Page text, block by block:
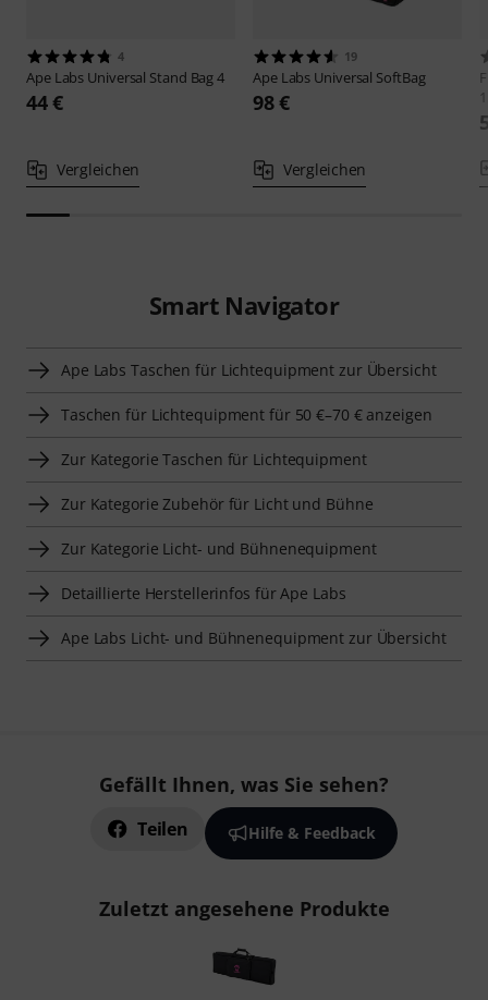
4
Ape Labs Universal Stand Bag 4
44 €
Vergleichen
19
Ape Labs Universal SoftBag
98 €
Vergleichen
Smart Navigator
Ape Labs Taschen für Lichtequipment zur Übersicht
Taschen für Lichtequipment für 50 €–70 € anzeigen
Zur Kategorie Taschen für Lichtequipment
Zur Kategorie Zubehör für Licht und Bühne
Zur Kategorie Licht- und Bühnenequipment
Detaillierte Herstellerinfos für Ape Labs
Ape Labs Licht- und Bühnenequipment zur Übersicht
Gefällt Ihnen, was Sie sehen?
Teilen Hilfe & Feedback
Zuletzt angesehene Produkte